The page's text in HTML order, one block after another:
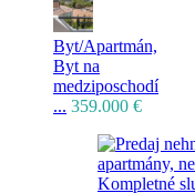
Byt/Apartmán,
Byt na
medziposchodí
... 359.000 €